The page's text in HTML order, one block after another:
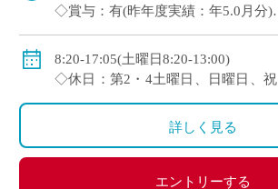
◇賞与：有(昨年度実績：年5.0月分)
◇支援：産休・育休制度、育児・介
8:20-17:05(土曜日8:20-13:00)
◇休日：第2・4土曜日、日曜日、
詳しく見る
エントリーする